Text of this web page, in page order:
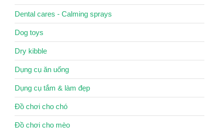
Dental cares - Calming sprays
Dog toys
Dry kibble
Dụng cụ ăn uống
Dụng cụ tắm & làm đẹp
Đồ chơi cho chó
Đồ chơi cho mèo